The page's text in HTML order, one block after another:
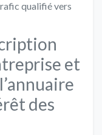
qualifié vers
et
des